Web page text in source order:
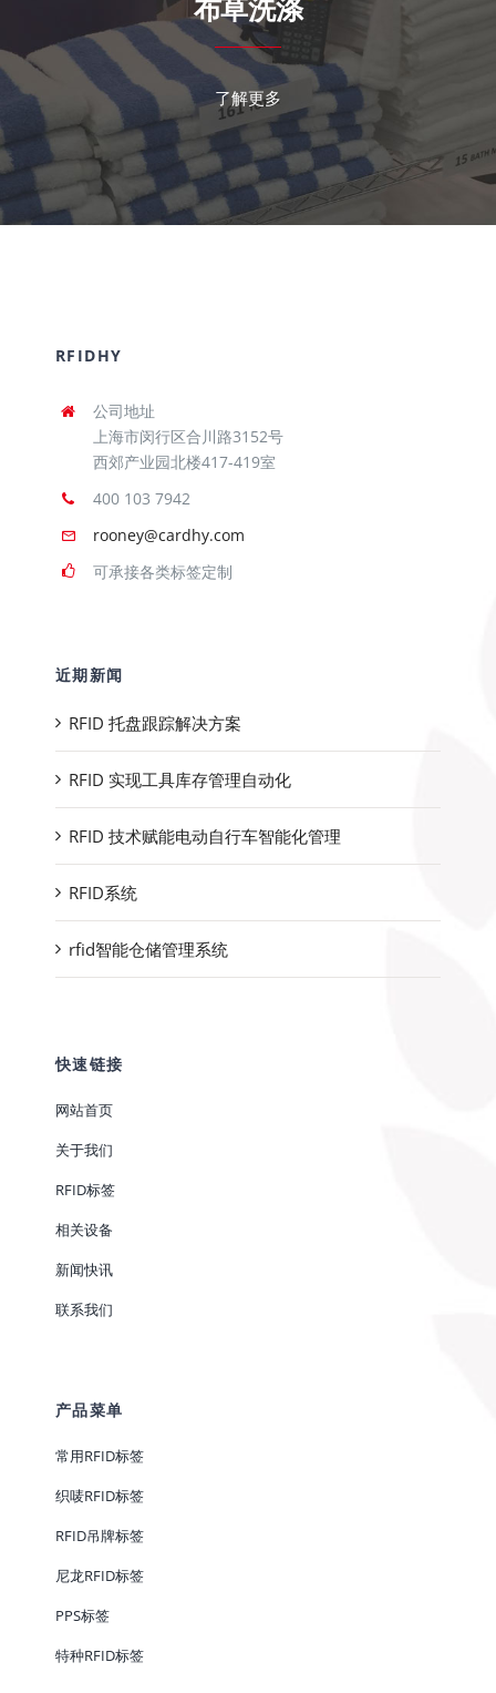
布草洗涤
了解更多
RFIDHY
公司地址
上海市闵行区合川路3152号
西郊产业园北楼417-419室
400 103 7942
rooney@cardhy.com
可承接各类标签定制
近期新闻
RFID 托盘跟踪解决方案
RFID 实现工具库存管理自动化
RFID 技术赋能电动自行车智能化管理
RFID系统
rfid智能仓储管理系统
快速链接
网站首页
关于我们
RFID标签
相关设备
新闻快讯
联系我们
产品菜单
常用RFID标签
织唛RFID标签
RFID吊牌标签
尼龙RFID标签
PPS标签
特种RFID标签